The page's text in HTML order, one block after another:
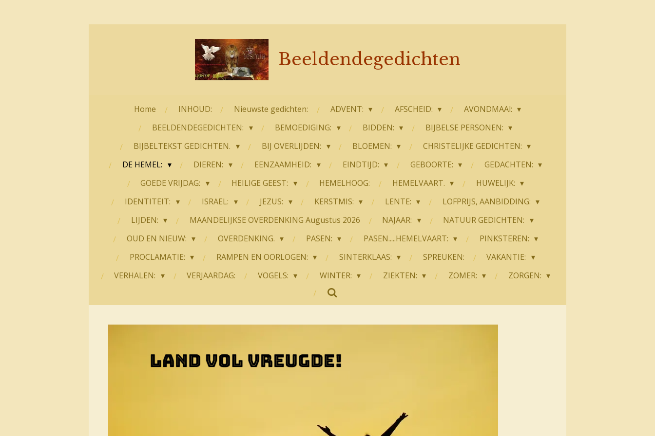
Beeldendegedichten
Home INHOUD: Nieuwste gedichten: ADVENT: AFSCHEID:
AVONDMAAl:
BEELDENDEGEDICHTEN:
BEMOEDIGING: BIDDEN:
BIJBELSE PERSONEN:
BIJBELTEKST GEDICHTEN.
BIJ OVERLIJDEN: BLOEMEN:
CHRISTELIJKE GEDICHTEN:
DE HEMEL:
DIEREN: EENZAAMHEID: EINDTIJD: GEBOORTE:
GEDACHTEN:
GOEDE VRIJDAG:
HEILIGE GEEST: HEMELHOOG: HEMELVAART.
HUWELIJK:
IDENTITEIT:
ISRAEL: JEZUS: KERSTMIS: LENTE:
LOFPRIJS, AANBIDDING:
LIJDEN:
MAANDELIJKSE OVERDENKING Augustus 2026 NAJAAR:
NATUUR GEDICHTEN:
OUD EN NIEUW:
OVERDENKING. PASEN: PASEN.....HEMELVAART:
PINKSTEREN:
PROCLAMATIE:
RAMPEN EN OORLOGEN: SINTERKLAAS: SPREUKEN:
VAKANTIE:
VERHALEN:
VERJAARDAG: VOGELS: WINTER: ZIEKTEN: ZOMER: ZORGEN: